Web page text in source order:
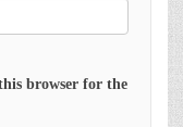
browser for the